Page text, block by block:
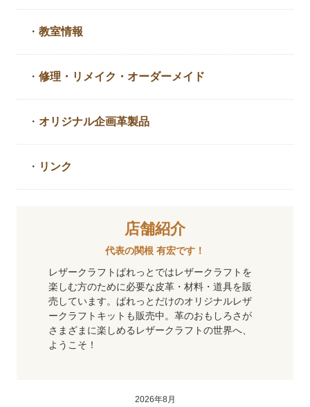
・教室情報
・修理・リメイク・ オーダーメイド
・ オリジナル企画革製品
・ リンク
店舗紹介
代表の関根 有宏です！
レザークラフトぱれっとではレザークラフトを
楽しむ方のために必要な皮革・材料・道具を販
売しています。ぱれっとだけのオリジナルレザ
ークラフトキットも販売中。革のおもしろさが
さまざまに楽しめるレザークラフトの世界へ、
ようこそ！
2026年8月